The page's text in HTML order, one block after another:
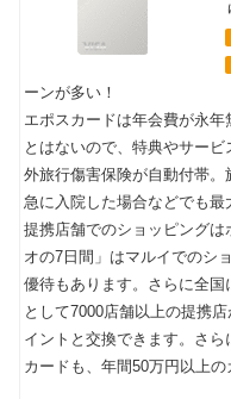
ーンが多い！
エポスカードは年会費が永
とはないので、特典やサー
外旅行傷害保険が自動付帯。
急に入院した場合などでも
提携店舗でのショッピング
オの7日間」はマルイでのシ
優待もあります。さらに全
として7000店舗以上の提携
イントと交換できます。さ
カードも、年間50万円以上の